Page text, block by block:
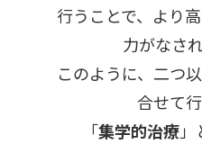
行うことで、より
力がなさ
このように、二つ
合せて
「集学的治療」